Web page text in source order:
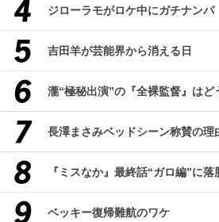
ジローラモがロケ中にガチナンパ
吉田羊が芸能界から消える日
瀧“極秘出演”の『全裸監督』はど
長澤まさみベッドシーン称賛の理
『ミスなか』最終話“ガロ編”に
ベッキー復帰難航のワケ